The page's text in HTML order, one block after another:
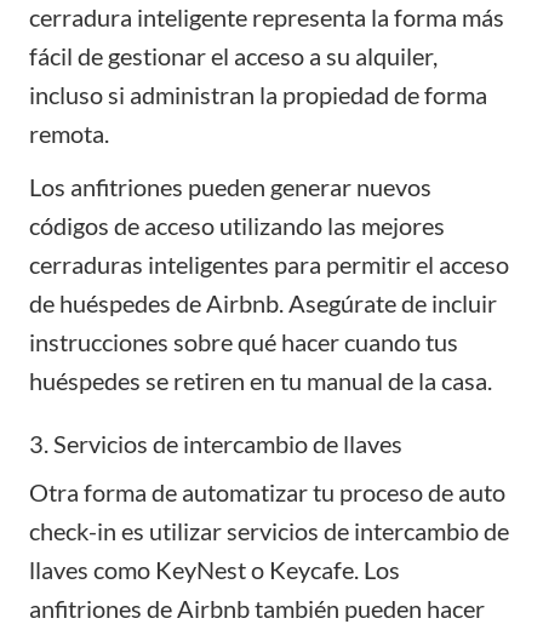
cerradura inteligente representa la forma más
fácil de gestionar el acceso a su alquiler,
incluso si administran la propiedad de forma
remota.
Los anfitriones pueden generar nuevos
códigos de acceso utilizando las mejores
cerraduras inteligentes para permitir el acceso
de huéspedes de Airbnb. Asegúrate de incluir
instrucciones sobre qué hacer cuando tus
huéspedes se retiren en tu manual de la casa.
3. Servicios de intercambio de llaves
Otra forma de automatizar tu proceso de auto
check-in es utilizar servicios de intercambio de
llaves como KeyNesto Keycafe. Los
anfitriones de Airbnb también pueden hacer